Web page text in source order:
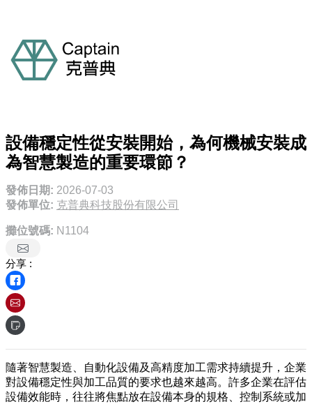
設備穩定性從安裝開始，為何機械安裝成
為智慧製造的重要環節？
發佈日期: 2026-07-03
發佈單位: 克普典科技股份有限公司
攤位號碼: N1104
分享 :
隨著智慧製造、自動化設備及高精度加工需求持續提升，企業
對設備穩定性與加工品質的要求也越來越高。許多企業在評估
設備效能時，往往將焦點放在設備本身的規格、控制系統或加